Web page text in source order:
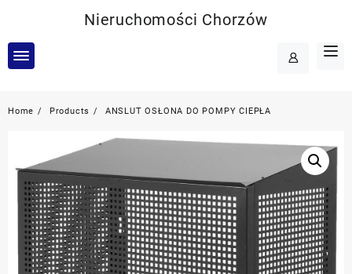
content
Nieruchomości Chorzów
Home Products ANSLUT OSŁONA DO POMPY CIEPŁA